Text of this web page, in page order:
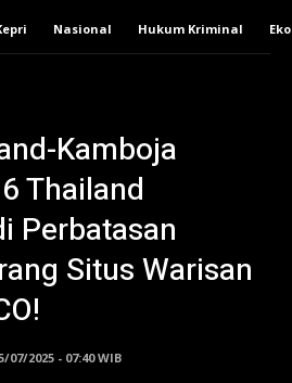
Nasional Hukum Kriminal
Kamboja
Thailand
Perbatasan
Situs Warisan
07/2025 - 07:40 WIB